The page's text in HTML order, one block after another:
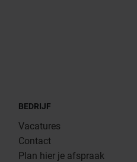
BEDRIJF
Vacatures
Contact
Plan hier je afspraak